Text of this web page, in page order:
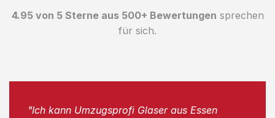
4.95 von 5 Sterne aus 500+ Bewertungen sprechen
für sich.
"Ich kann Umzugsprofi Glaser aus Essen